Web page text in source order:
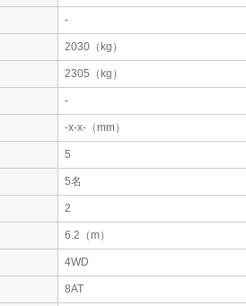
-
2030（kg）
2305（kg）
-
-x-x-（mm）
5
5名
2
6.2（m）
4WD
8AT